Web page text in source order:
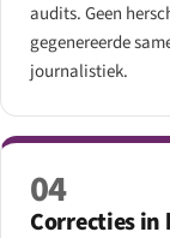
audits. Geen
gegenereerde
journalistiek.
04
Correcties